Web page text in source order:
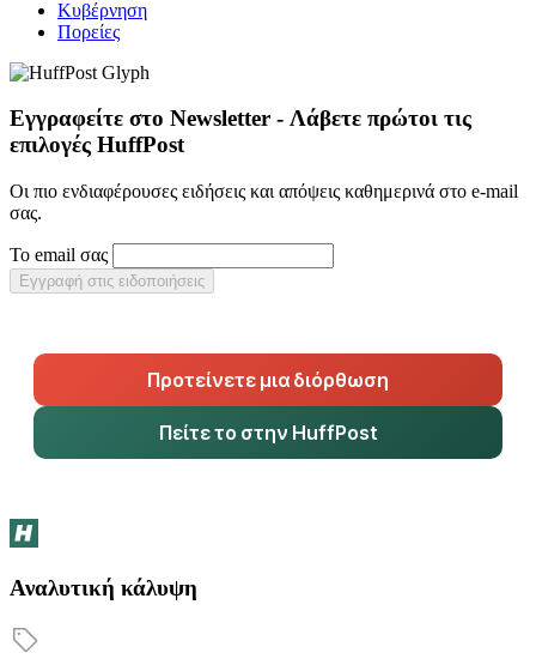
Κυβέρνηση
Πορείες
Εγγραφείτε στο Newsletter - Λάβετε πρώτοι τις
επιλογές HuffPost
Οι πιο ενδιαφέρουσες ειδήσεις και απόψεις καθημερινά στο e-mail
σας.
Το email σας
Εγγραφή στις ειδοποιήσεις
Προτείνετε μια διόρθωση
Πείτε το στην HuffPost
Αναλυτική κάλυψη